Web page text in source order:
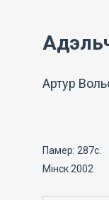
Артур
Памер: 287с.
Мінск 2002